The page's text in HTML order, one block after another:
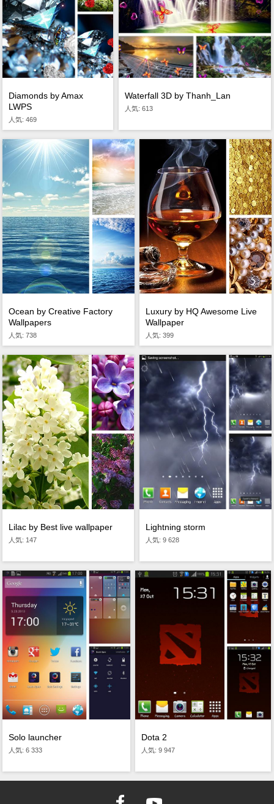
Diamonds by Amax
LWPS
人気: 469
Waterfall 3D by Thanh_Lan
人気: 613
Ocean by Creative Factory
Wallpapers
人気: 738
Luxury by HQ Awesome Live
Wallpaper
人気: 399
Lilac by Best live wallpaper
人気: 147
Lightning storm
人気: 9 628
Solo launcher
人気: 6 333
Dota 2
人気: 9 947